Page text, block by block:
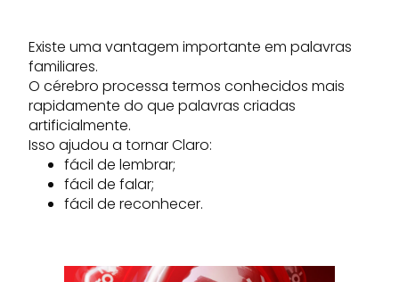
Existe uma vantagem importante em palavras
familiares.
O cérebro processa termos conhecidos mais
rapidamente do que palavras criadas
artificialmente.
Isso ajudou a tornar Claro:
fácil de lembrar;
fácil de falar;
fácil de reconhecer.